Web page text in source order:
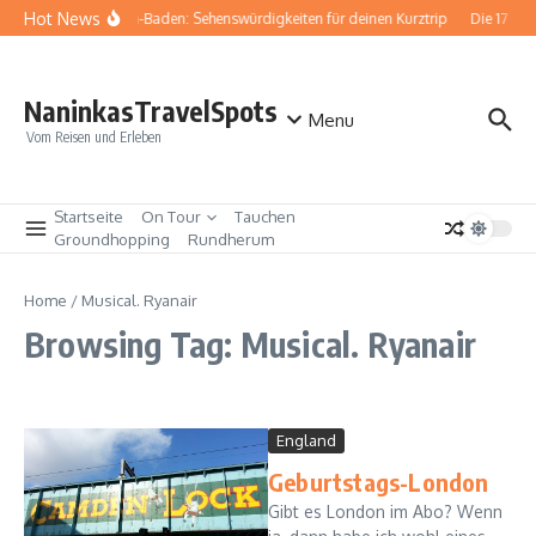
Zum Inhalt springen
Hot NewsBaden-Baden: Sehenswürdigkeiten für deinen Kurztrip Die 17
NaninkasTravelSpots
Vom Reisen und Erleben
Menu
Startseite On Tour
Tauchen
Groundhopping
Rundherum
Home / Musical. Ryanair
Browsing Tag: Musical. Ryanair
England
Geburtstags-London
Gibt es London im Abo? Wenn